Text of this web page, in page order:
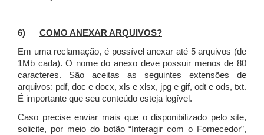
6) COMO ANEXAR ARQUIVOS?
Em uma reclamação, é possível anexar até 5 arquivos (de
1Mb cada). O nome do anexo deve possuir menos de 80
caracteres. São aceitas as seguintes extensões de
arquivos: pdf, doc e docx, xls e xlsx, jpg e gif, odt e ods, txt.
É importante que seu conteúdo esteja legível.
Caso precise enviar mais que o disponibilizado pelo site,
solicite, por meio do botão “Interagir com o Fornecedor”,